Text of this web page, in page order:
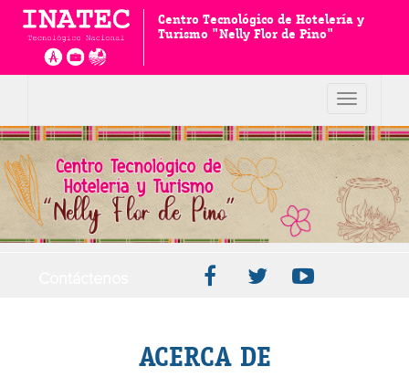
Centro Tecnológico de Hotelería y
Turismo "Nelly Flor de Pino"
Toggle
ACERCA DE